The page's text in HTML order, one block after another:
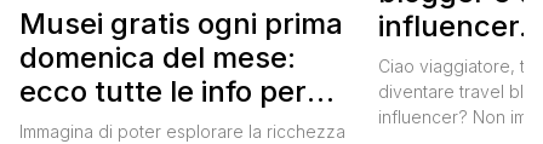
Musei gratis ogni prima
domenica del mese:
ecco tutte le info per
approfittarne
Immagina di poter esplorare la ricchezza
influencer.
tua
in un lavoro
Ciao viaggiatore, ti
diventare travel
influencer? Non